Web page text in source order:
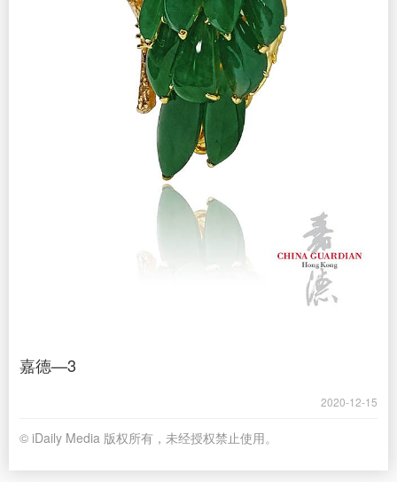
嘉德—3
2020-12-15
© iDaily Media 版权所有，未经授权禁止使用。